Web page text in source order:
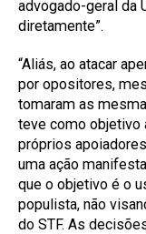
advogado-geral da
diretamente”.
“Aliás, ao atacar
por opositores,
tomaram as
teve como objetivo
próprios
uma ação
que o objetivo é o
populista, não
do STF. As